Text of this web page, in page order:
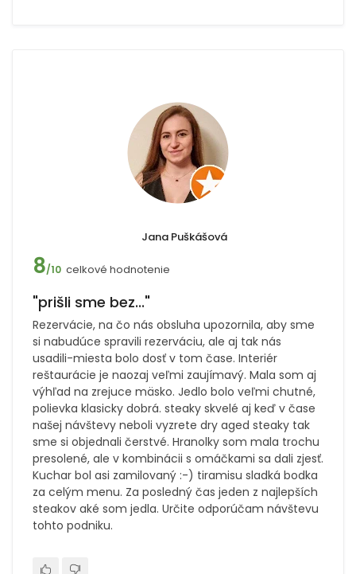
Jana Puškášová
8/10 celkové hodnotenie
"prišli sme bez..."
Rezervácie, na čo nás obsluha upozornila, aby sme
si nabudúce spravili rezerváciu, ale aj tak nás
usadili-miesta bolo dosť v tom čase. Interiér
reštaurácie je naozaj veľmi zaujímavý. Mala som aj
výhľad na zrejuce mäsko. Jedlo bolo veľmi chutné,
polievka klasicky dobrá. steaky skvelé aj keď v čase
našej návštevy neboli vyzrete dry aged steaky tak
sme si objednali čerstvé. Hranolky som mala trochu
presolené, ale v kombinácii s omáčkami sa dali zjesť.
Kuchar bol asi zamilovaný :-) tiramisu sladká bodka
za celým menu. Za posledný čas jeden z najlepších
steakov aké som jedla. Určite odporúčam návštevu
tohto podniku.